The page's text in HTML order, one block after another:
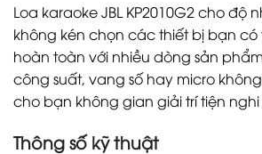
Loa karaoke JBL KP2010G2 cho độ
không kén chọn các thiết bị bạn
hoàn toàn với nhiều dòng sản
công suất, vang số hay micro
cho bạn không gian giải trí tiện
Thông số kỹ thuật